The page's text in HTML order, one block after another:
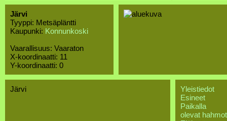
Järvi
Tyyppi: Metsäpläntti
Kaupunki: Konnunkoski
Vaarallisuus: Vaaraton
X-koordinaatti: 11
Y-koordinaatti: 0
Järvi
Yleistiedot
Esineet
Paikalla
olevat hahmot